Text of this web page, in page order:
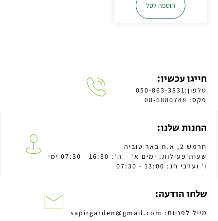
הוספה לסל
חייגו עכשיו:
טלפון:050-863-3831
פקס: 08-6880788
החנות שלנו:
חרמש 2, א.ת באר טוביה
שעות פעילות: ימים א' – ה': 16:30 - 07:30 ימי
ו' וערבי חג: 13:00 - 07:30
שלחו הודעה:
מייל לפניות: sapirgarden@gmail.com